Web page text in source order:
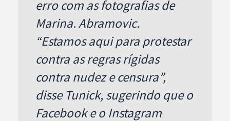
erro com as fotografias de
Marina. Abramovic.
“Estamos aqui para protestar
contra as regras rígidas
contra nudez e censura”,
disse Tunick, sugerindo que o
Facebook e o Instagram